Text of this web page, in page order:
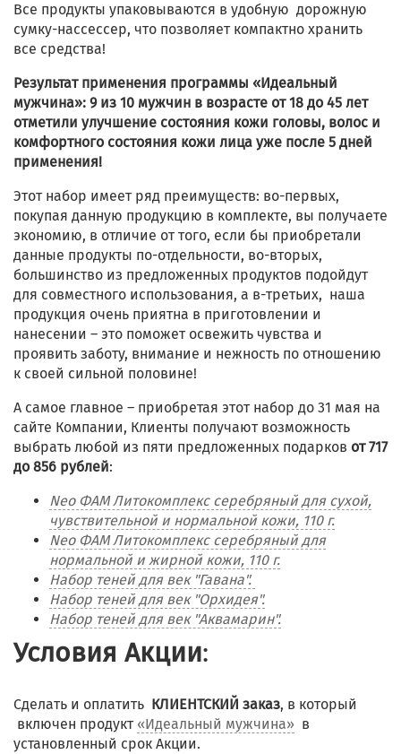
Все продукты упаковываются в удобную дорожную
сумку-нассессер, что позволяет компактно хранить
все средства!
Результат применения программы «Идеальный
мужчина»: 9 из 10 мужчин в возрасте от 18 до 45 лет
отметили улучшение состояния кожи головы, волос и
комфортного состояния кожи лица уже после 5 дней
применения!
Этот набор имеет ряд преимуществ: во-первых,
покупая данную продукцию в комплекте, вы получаете
экономию, в отличие от того, если бы приобретали
данные продукты по-отдельности, во-вторых,
большинство из предложенных продуктов подойдут
для совместного использования, а в-третьих, наша
продукция очень приятна в приготовлении и
нанесении – это поможет освежить чувства и
проявить заботу, внимание и нежность по отношению
к своей сильной половине!
А самое главное – приобретая этот набор до 31 мая на
сайте Компании, Клиенты получают возможность
выбрать любой из пяти предложенных подарков от 717
до 856 рублей:
Neo ФАМ Литокомплекс серебряный для сухой,
чувствительной и нормальной кожи, 110 г.
Neo ФАМ Литокомплекс серебряный для
нормальной и жирной кожи, 110 г.
Набор теней для век "Гавана".
Набор теней для век "Орхидея".
Набор теней для век "Аквамарин".
Условия Акции:
Сделать и оплатить КЛИЕНТСКИЙ заказ, в который
включен продукт «Идеальный мужчина» в
установленный срок Акции.